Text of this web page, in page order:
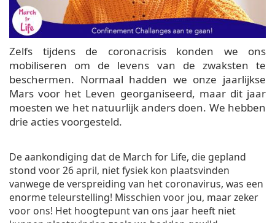
Zelfs tijdens de coronacrisis konden we ons
mobiliseren om de levens van de zwaksten te
beschermen. Normaal hadden we onze jaarlijkse
Mars voor het Leven georganiseerd, maar dit jaar
moesten we het natuurlijk anders doen. We hebben
drie acties voorgesteld.
De aankondiging dat de March for Life, die gepland
stond voor 26 april, niet fysiek kon plaatsvinden
vanwege de verspreiding van het coronavirus, was een
enorme teleurstelling! Misschien voor jou, maar zeker
voor ons! Het hoogtepunt van ons jaar heeft niet